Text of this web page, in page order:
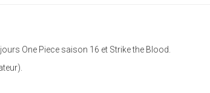
One Piece saison 16 et Strike the Blood.